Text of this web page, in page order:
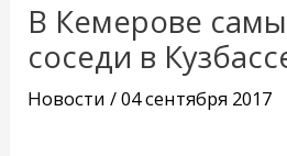
В Кемерове
соседи в
Новости /04 сентября 2017
записям